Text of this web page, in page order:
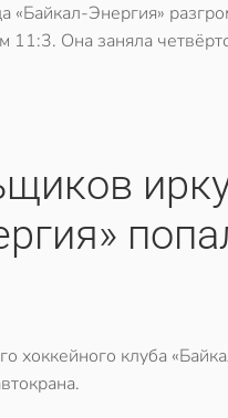
«Байкал-Энергия»
11:3. Она заняла
хоккейного клуба